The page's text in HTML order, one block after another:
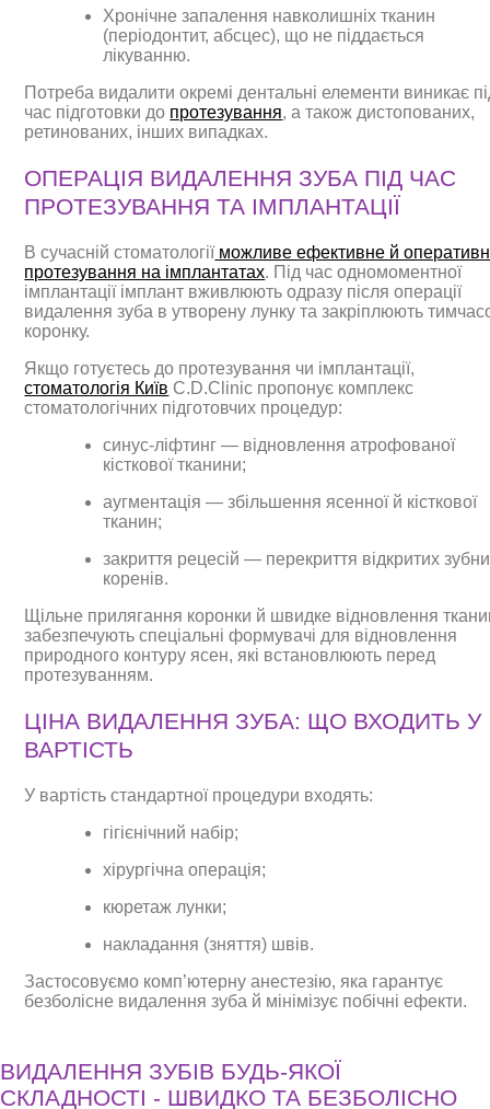
Хронічне запалення навколишніх тканин
(періодонтит, абсцес), що не піддається
лікуванню.
Потреба видалити окремі дентальні елементи виникає
час підготовки до протезування, а також дистопованих,
ретинованих, інших випадках.
ОПЕРАЦІЯ ВИДАЛЕННЯ ЗУБА ПІД ЧАС
ПРОТЕЗУВАННЯ ТА ІМПЛАНТАЦІЇ
В сучасній стоматологіїможливе ефективне й
протезування на імплантатах. Під час одномоментної
імплантації імплант вживлюють одразу після операції
видалення зуба в утворену лунку та закріплюють
коронку.
Якщо готуєтесь до протезування чи імплантації,
стоматологія Київ C.D.Clinic пропонує комплекс
стоматологічних підготовчих процедур:
синус-ліфтинг — відновлення атрофованої
кісткової тканини;
аугментація — збільшення ясенної й кісткової
тканин;
закриття рецесій — перекриття відкритих
коренів.
Щільне прилягання коронки й швидке відновлення
забезпечують спеціальні формувачі для відновлення
природного контуру ясен, які встановлюють перед
протезуванням.
ЦІНА ВИДАЛЕННЯ ЗУБА: ЩО ВХОДИТЬ У
ВАРТІСТЬ
У вартість стандартної процедури входять:
гігієнічний набір;
хірургічна операція;
кюретаж лунки;
накладання (зняття) швів.
Застосовуємо комп’ютерну анестезію, яка гарантує
безболісне видалення зуба й мінімізує побічні ефекти.
ВИДАЛЕННЯ ЗУБІВ БУДЬ-ЯКОЇ
СКЛАДНОСТІ - ШВИДКО ТА БЕЗБОЛІСНО